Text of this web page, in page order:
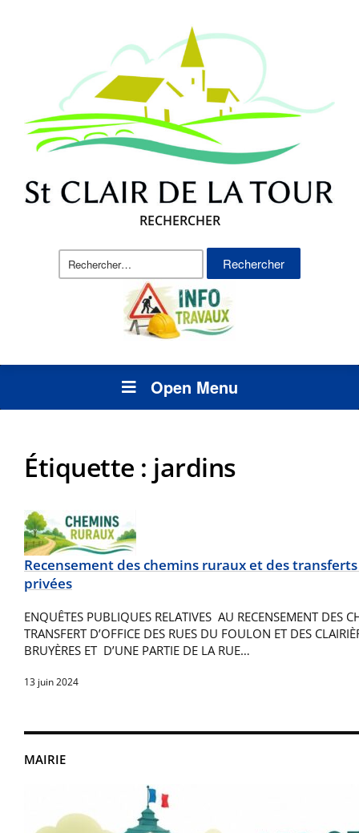
RECHERCHER
Rechercher :
Open Menu
MAIRIE
Étiquette : jardins
Recensement des chemins ruraux et des transferts
privées
ENQUÊTES PUBLIQUES RELATIVES AU RECENSEMENT DES
TRANSFERT D’OFFICE DES RUES DU FOULON ET DES
BRUYÈRES ET D’UNE PARTIE DE LA RUE…
13 juin 2024